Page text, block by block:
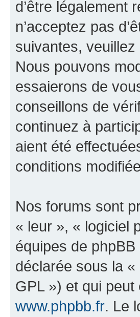
d’être légalement
n’acceptez pas
suivantes,
Nous pouvons
essaierons de
conseillons de
continuez à
aient été
conditions
Nos forums sont
« leur », « logiciel
équipes de
déclarée sous la «
GPL ») et qui
www.phpbb.fr. Le